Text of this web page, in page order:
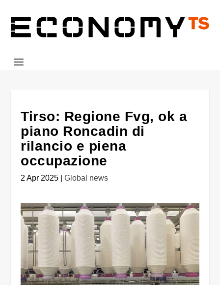
Tirso: Regione Fvg, ok a
piano Roncadin di
rilancio e piena
occupazione
2 Apr 2025 |Global news